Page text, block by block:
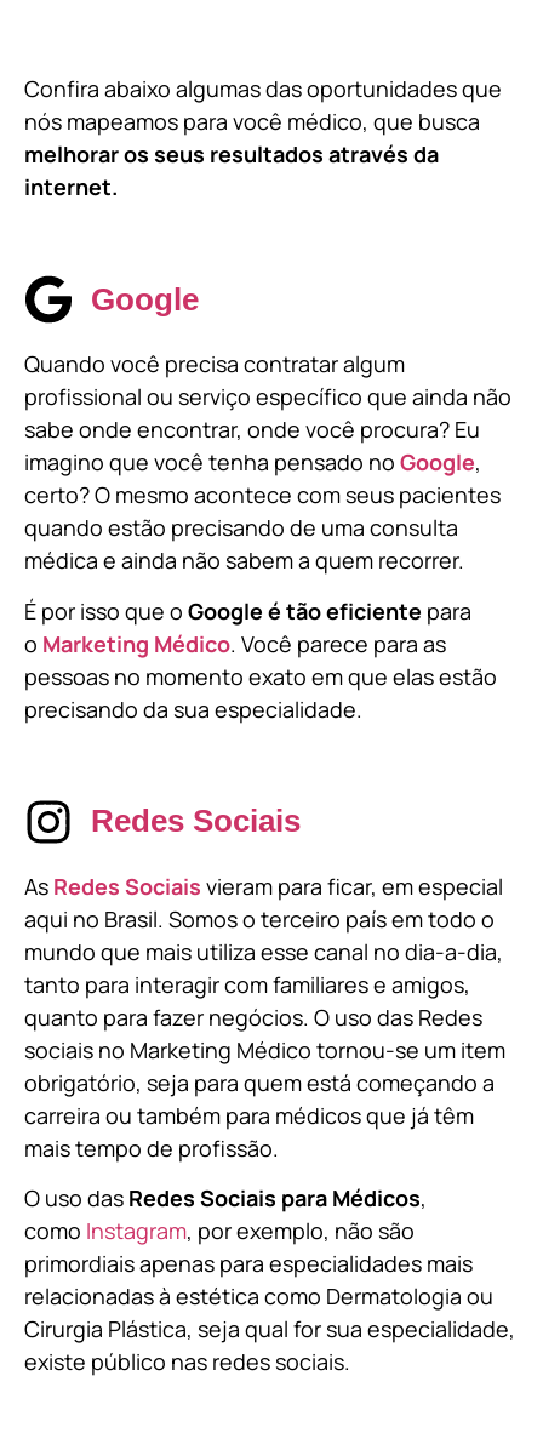
Confira abaixo algumas das oportunidades que
nós mapeamos para você médico, que busca
melhorar os seus resultados através da
internet.
Google
Quando você precisa contratar algum
profissional ou serviço específico que ainda não
sabe onde encontrar, onde você procura? Eu
imagino que você tenha pensado no Google,
certo? O mesmo acontece com seus pacientes
quando estão precisando de uma consulta
médica e ainda não sabem a quem recorrer.
É por isso que o Google é tão eficiente para
o Marketing Médico. Você parece para as
pessoas no momento exato em que elas estão
precisando da sua especialidade.
Redes Sociais
As Redes Sociais vieram para ficar, em especial
aqui no Brasil. Somos o terceiro país em todo o
mundo que mais utiliza esse canal no dia-a-dia,
tanto para interagir com familiares e amigos,
quanto para fazer negócios. O uso das Redes
sociais no Marketing Médico tornou-se um item
obrigatório, seja para quem está começando a
carreira ou também para médicos que já têm
mais tempo de profissão.
O uso das Redes Sociais para Médicos,
como Instagram, por exemplo, não são
primordiais apenas para especialidades mais
relacionadas à estética como Dermatologia ou
Cirurgia Plástica, seja qual for sua especialidade,
existe público nas redes sociais.